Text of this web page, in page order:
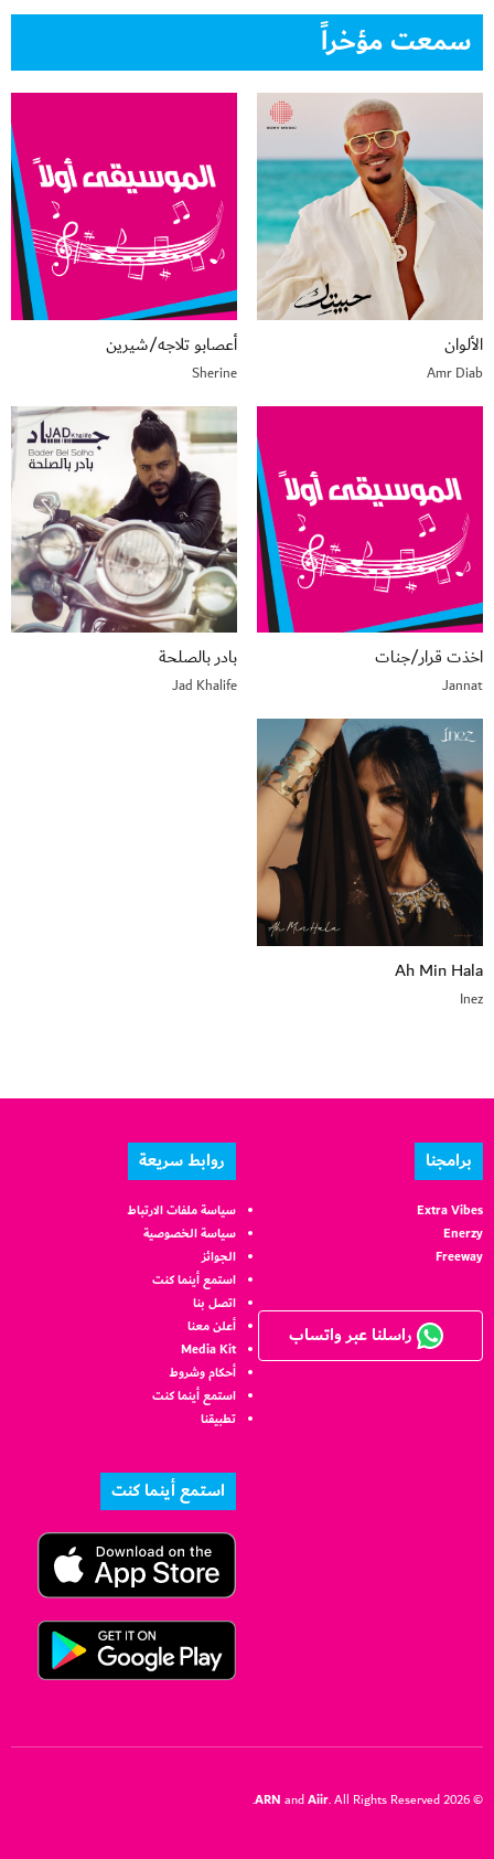
سمعت مؤخراً
الألوان
Amr Diab
أعصابو تلاجه/شيرين
Sherine
اخذت قرار/جنات
Jannat
بادر بالصلحة
Jad Khalife
Ah Min Hala
Inez
برامجنا
Extra Vibes
Enerzy
Freeway
راسلنا عبر واتساب
روابط سريعة
سياسة ملفات الارتباط
سياسة الخصوصية
الجوائز
استمع أينما كنت
اتصل بنا
أعلن معنا
Media Kit
أحكام وشروط
استمع أينما كنت
تطبيقنا
استمع أينما كنت
© 2026
ARN andAiir. All Rights Reserved.